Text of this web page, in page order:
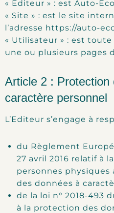
« Editeur » : est Auto-
« Site » : est le site
l’adresse https://auto-
« Utilisateur » : est
une ou plusieurs pages
Article 2 : Protection
caractère personnel
L’Editeur s’engage à
du Règlement
27 avril 2016 relatif à
personnes physiques
des données à
de la loi n° 2018-493
à la protection des